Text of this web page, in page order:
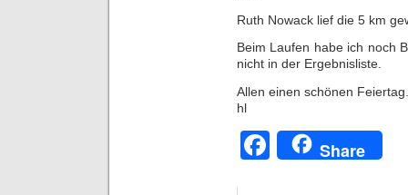
Ruth Nowack lief die 5 km
Beim Laufen habe ich noch
nicht in der Ergebnisliste.
Allen einen schönen Feiertag.
hl
Facebook
Share